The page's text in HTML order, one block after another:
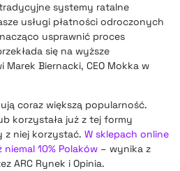
systemy ratalne
usługi płatności odroczonych
usprawnić proces
się na wyższe
Biernacki, CEO Mokka w
coraz większą popularność.
korzystała już z tej formy
z niej korzystać. W sklepach online
niemal 10% Polaków – wynika z
ARC Rynek i Opinia.